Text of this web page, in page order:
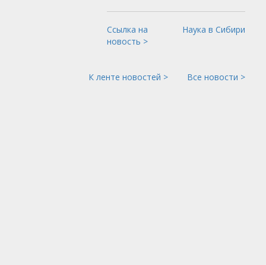
Ссылка на
новость >
Наука в Сибири
К ленте новостей > Все новости >